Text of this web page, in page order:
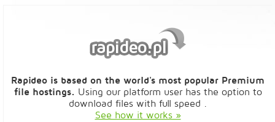
Rapideo is based on the world's most popular Premium
file hostings. Using our platform user has the option to
download files with full speed .
See how it works »